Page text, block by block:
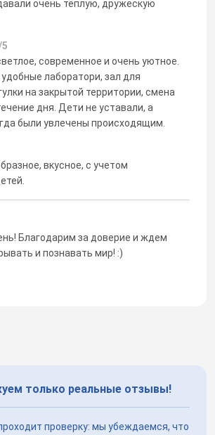
очень тёплую, дружескую
современное и очень уютное.
лаборатори, зал для
на закрытой территории, смена
дня. Дети не уставали, а
были увлечены происходящим.
вкусное, с учетом
Благодарим за доверие и ждем
и познавать мир! :)
только реальные отзывы!
проверку: мы убеждаемся, что